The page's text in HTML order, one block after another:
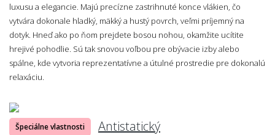
luxusu a elegancie. Majú precízne zastrihnuté konce vlákien, čo
vytvára dokonale hladký, mäkký a hustý povrch, veľmi príjemný na
dotyk. Hneď ako po ňom prejdete bosou nohou, okamžite ucítite
hrejivé pohodlie. Sú tak snovou voľbou pre obývacie izby alebo
spálne, kde vytvoria reprezentatívne a útulné prostredie pre dokonalú
relaxáciu.
Špeciálne vlastnosti Antistatický